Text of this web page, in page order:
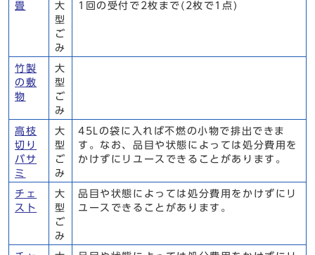
畳
大
型
ご
み
1回の受付で2枚まで(2枚で1点)
竹製
の敷
物
大
型
ご
み
高枝
切り
バサ
ミ
大
型
ご
み
45Lの袋に入れば不燃の小物で排出できま
す。なお、品目や状態によっては処分費用を
かけずにリユースできることがあります。
チェ
スト
大
型
ご
み
品目や状態によっては処分費用をかけずにリ
ユースできることがあります。